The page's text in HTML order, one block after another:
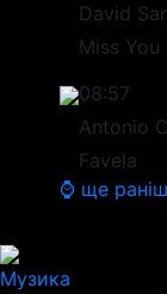
David
Miss You
08:57
Antonio
Favela
⌚ ще
Музика